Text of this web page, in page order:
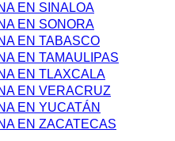
EN SINALOA
EN SONORA
EN TABASCO
EN TAMAULIPAS
EN TLAXCALA
EN VERACRUZ
EN YUCATÁN
EN ZACATECAS